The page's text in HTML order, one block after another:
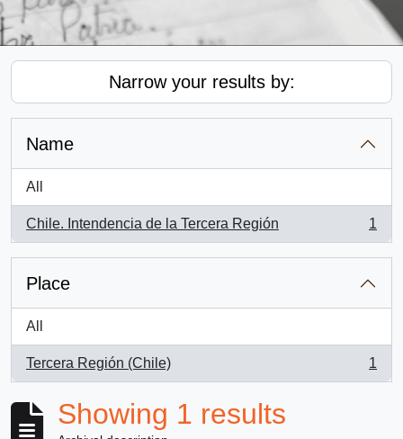
Narrow your results by:
Name
All
Chile. Intendencia de la Tercera Región
, 1 results
1
Place
All
Tercera Región (Chile)
, 1 results
1
Showing 1 results